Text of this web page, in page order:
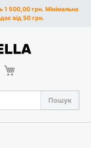
1 500,00 грн. Мінімальна
від 50 грн.
Пошук